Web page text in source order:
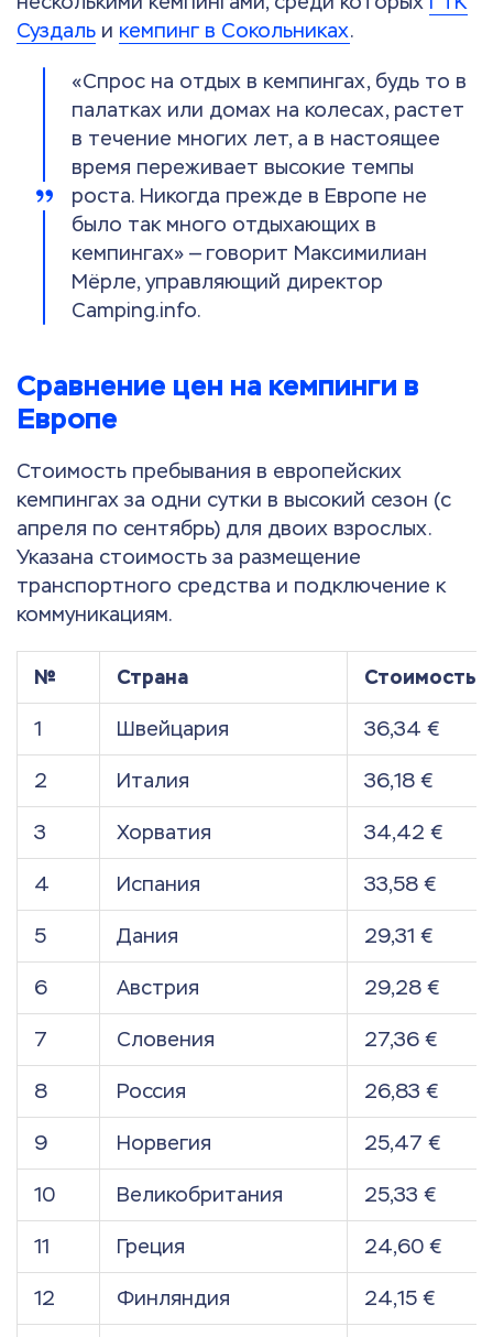
Суздаль и кемпинг в Сокольниках.
«Спрос на отдых в кемпингах, будь то в
палатках или домах на колесах, растет
в течение многих лет, а в настоящее
время переживает высокие темпы
роста. Никогда прежде в Европе не
было так много отдыхающих в
кемпингах» — говорит Максимилиан
Мёрле, управляющий директор
Camping.info.
Сравнение цен на кемпинги в
Европе
Стоимость пребывания в европейских
кемпингах за одни сутки в высокий сезон (с
апреля по сентябрь) для двоих взрослых.
Указана стоимость за размещение
транспортного средства и подключение к
коммуникациям.
№ Страна Стоимость
1 Швейцария 36,34 €
2 Италия 36,18 €
3 Хорватия 34,42 €
4 Испания 33,58 €
5 Дания 29,31 €
6 Австрия 29,28 €
7 Словения 27,36 €
8 Россия 26,83 €
9 Норвегия 25,47 €
10 Великобритания 25,33 €
11 Греция 24,60 €
12 Финляндия 24,15 €